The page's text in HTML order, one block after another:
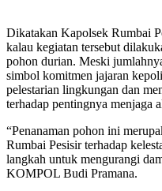
Dikatakan Kapolsek Rumbai
kalau kegiatan tersebut
pohon durian. Meski
simbol komitmen jajaran
pelestarian lingkungan dan
terhadap pentingnya menjaga
“Penanaman pohon ini
Rumbai Pesisir terhadap
langkah untuk mengurangi
KOMPOL Budi Pramana.